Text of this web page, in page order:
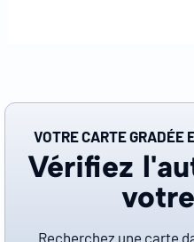
VOTRE CARTE
Vérifiez
Recherchez une carte